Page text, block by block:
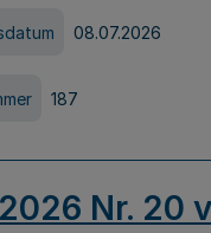
08.07.2026
187
2026 Nr. 20